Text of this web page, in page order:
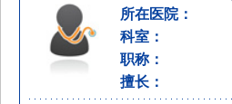
所在医院：
科室：
职称：
擅长：